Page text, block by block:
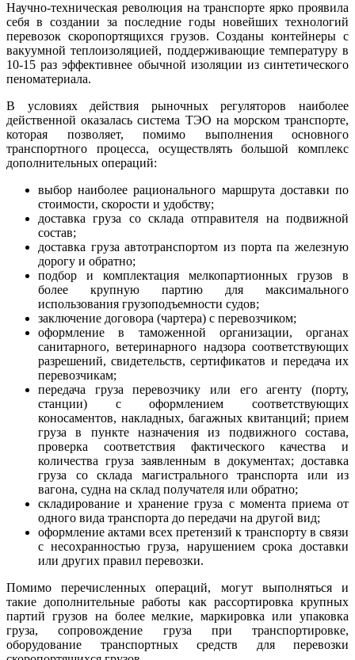
Научно-техническая революция на транспорте ярко проявила
себя в создании за последние годы новейших технологий
перевозок скоропортящихся грузов. Созданы контейнеры с
вакуумной теплоизоляцией, поддерживающие температуру в
10-15 раз эффективнее обычной изоляции из синтетического
пеноматериала.
В условиях действия рыночных регуляторов наиболее
действенной оказалась система ТЭО на морском транспорте,
которая позволяет, помимо выполнения основного
транспортного процесса, осуществлять большой комплекс
дополнительных операций:
выбор наиболее рационального маршрута доставки по
стоимости, скорости и удобству;
доставка груза со склада отправителя на подвижной
состав;
доставка груза автотранспортом из порта па железную
дорогу и обратно;
подбор и комплектация мелкопартионных грузов в
более крупную партию для максимального
использования грузоподъемности судов;
заключение договора (чартера) с перевозчиком;
оформление в таможенной организации, органах
санитарного, ветеринарного надзора соответствующих
разрешений, свидетельств, сертификатов и передача их
перевозчикам;
передача груза перевозчику или его агенту (порту,
станции) с оформлением соответствующих
коносаментов, накладных, багажных квитанций; прием
груза в пункте назначения из подвижного состава,
проверка соответствия фактического качества и
количества груза заявленным в документах; доставка
груза со склада магистрального транспорта или из
вагона, судна на склад получателя или обратно;
складирование и хранение груза с момента приема от
одного вида транспорта до передачи на другой вид;
оформление актами всех претензий к транспорту в связи
с несохранностью груза, нарушением срока доставки
или других правил перевозки.
Помимо перечисленных операций, могут выполняться и
такие дополнительные работы как рассортировка крупных
партий грузов на более мелкие, маркировка или упаковка
груза, сопровождение груза при транспортировке,
оборудование транспортных средств для перевозки